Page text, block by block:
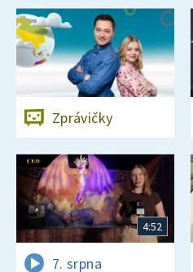
Zprávičky
4:52
7. srpna